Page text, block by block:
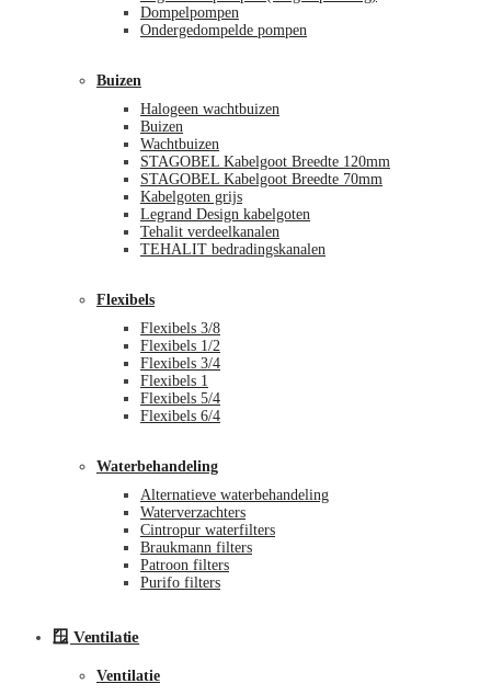
Dompelpompen
Ondergedompelde pompen
Buizen
Halogeen wachtbuizen
Buizen
Wachtbuizen
STAGOBEL Kabelgoot Breedte 120mm
STAGOBEL Kabelgoot Breedte 70mm
Kabelgoten grijs
Legrand Design kabelgoten
Tehalit verdeelkanalen
TEHALIT bedradingskanalen
Flexibels
Flexibels 3/8
Flexibels 1/2
Flexibels 3/4
Flexibels 1
Flexibels 5/4
Flexibels 6/4
Waterbehandeling
Alternatieve waterbehandeling
Waterverzachters
Cintropur waterfilters
Braukmann filters
Patroon filters
Purifo filters
🪟 Ventilatie
Ventilatie